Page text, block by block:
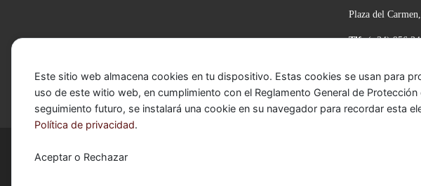
Plaza del
Tlf:(+34) 956
© 2026
Este sitio web almacena cookies en tu dispositivo. Estas cookies se usan para
uso de este witio web, en cumplimiento con el Reglamento General de
seguimiento futuro, se instalará una cookie en su navegador para recordar esta
Política de privacidad.
Aceptar o Rechazar